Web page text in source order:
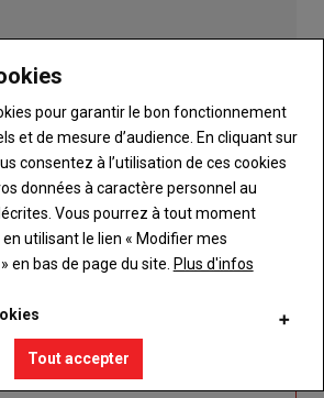
Vous êtes abonné(e)
IDENTIFIEZ-VOUS
pour garantir le bon fonctionnement
et de mesure d’audience. En cliquant sur
consentez à l’utilisation de ces cookies
données à caractère personnel au
Vous pourrez à tout moment
utilisant le lien « Modifier mes
en bas de page du site. Plus d'infos
Tout accepter